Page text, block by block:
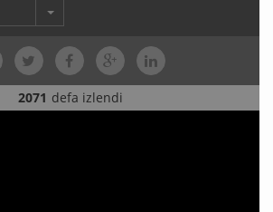
2071 defa izlendi